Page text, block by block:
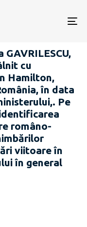
cu
Hamilton,
în data
Pe
româno-
viitoare în
în general